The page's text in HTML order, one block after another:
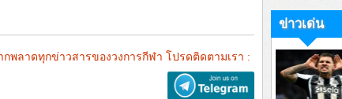
กพลาดทุกข่าวสารของวงการกีฬา โปรดติดตามเรา :
ข่าวเด่น